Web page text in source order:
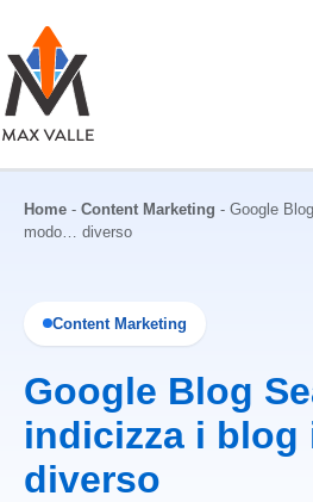
contenuto
Home - Content Marketing - Google
modo… diverso
Content Marketing
Google Blog
indicizza i
diverso